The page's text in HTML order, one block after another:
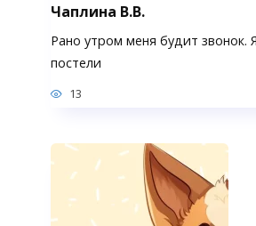
Чаплина В.В.
Рано утром меня будит звонок.
постели
13